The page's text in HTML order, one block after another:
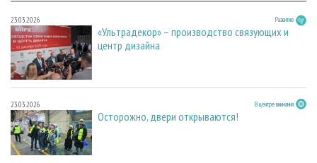
23.03.2026 Развитие
«Ультрадекор» – производство связующих и
центр дизайна
23.03.2026 В центре внимания
Осторожно, двери открываются!